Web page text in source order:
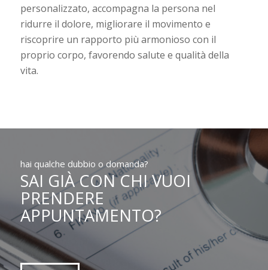
personalizzato, accompagna la persona nel
ridurre il dolore, migliorare il movimento e
riscoprire un rapporto più armonioso con il
proprio corpo, favorendo salute e qualità della
vita.
hai qualche dubbio o domanda?
SAI GIÀ CON CHI VUOI
PRENDERE
APPUNTAMENTO?